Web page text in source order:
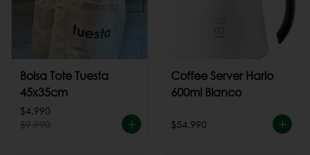
Bolsa Tote Tuesta
45x35cm
$4.990
$9.990
Coffee Server Hario
600ml Blanco
$54.990